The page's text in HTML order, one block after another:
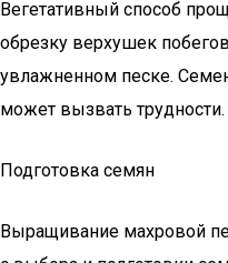
Вегетативный способ
обрезку верхушек
увлажненном песке.
может вызвать трудности.
Подготовка семян
Выращивание махровой